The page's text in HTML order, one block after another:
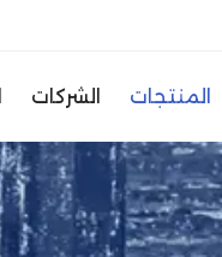
المنتجات الشركات